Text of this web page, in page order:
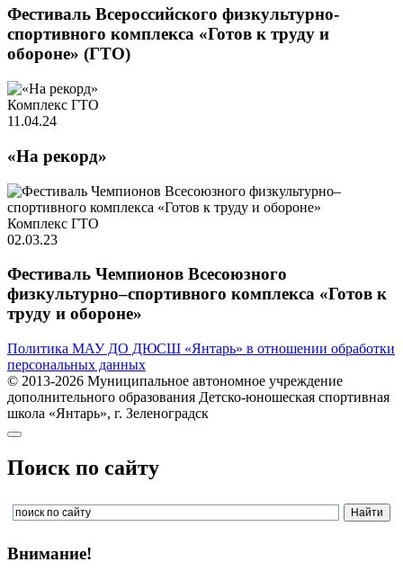
Фестиваль Всероссийского физкультурно-
спортивного комплекса «Готов к труду и
обороне» (ГТО)
Комплекс ГТО
11.04.24
«На рекорд»
Комплекс ГТО
02.03.23
Фестиваль Чемпионов Всесоюзного
физкультурно–спортивного комплекса «Готов к
труду и обороне»
Политика МАУ ДО ДЮСШ «Янтарь» в отношении обработки
персональных данных
© 2013-2026 Муниципальное автономное учреждение
дополнительного образования Детско-юношеская спортивная
школа «Янтарь», г. Зеленоградск
Поиск по сайту
Внимание!